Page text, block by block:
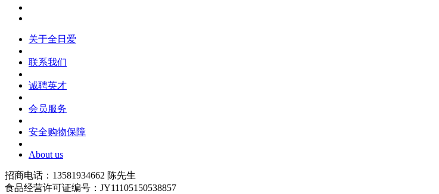
关于全日爱
联系我们
诚聘英才
会员服务
安全购物保障
About us
招商电话：13581934662 陈先生
食品经营许可证编号：JY11105150538857